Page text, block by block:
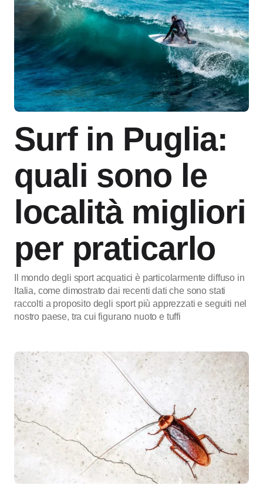
Surf in Puglia:
quali sono le
località migliori
per praticarlo
Il mondo degli sport acquatici è particolarmente diffuso in
Italia, come dimostrato dai recenti dati che sono stati
raccolti a proposito degli sport più apprezzati e seguiti nel
nostro paese, tra cui figurano nuoto e tuffi